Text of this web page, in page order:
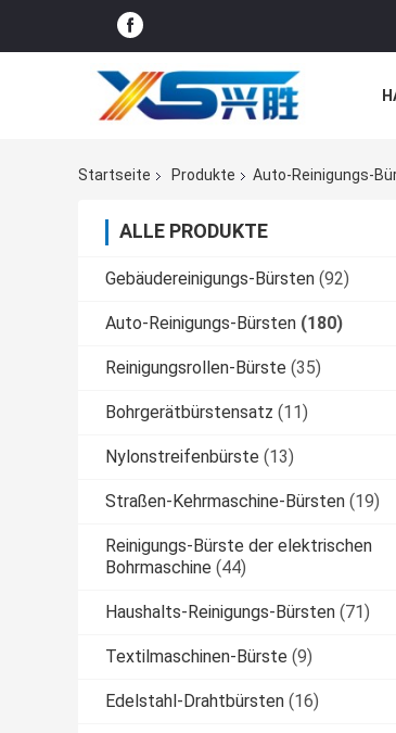
Startseite
Produkte Auto-Reinigungs-
ALLE PRODUKTE
Gebäudereinigungs-Bürsten (92)
Auto-Reinigungs-Bürsten (180)
Reinigungsrollen-Bürste (35)
Bohrgerätbürstensatz (11)
Nylonstreifenbürste (13)
Straßen-Kehrmaschine-Bürsten (19)
Reinigungs-Bürste der elektrischen
Bohrmaschine (44)
Haushalts-Reinigungs-Bürsten (71)
Textilmaschinen-Bürste (9)
Edelstahl-Drahtbürsten (16)